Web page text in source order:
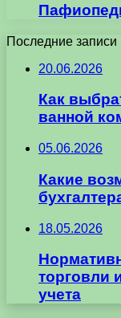
Последние записи
20.06.2026
Как
ванной
05.06.2026
Какие
18.05.2026
торговли
учета